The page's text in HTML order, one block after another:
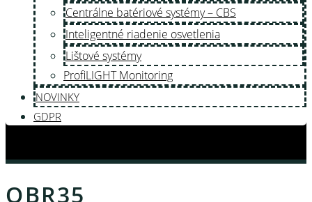
Centrálne batériové systémy – CBS
Inteligentné riadenie osvetlenia
Lištové systémy
ProfiLIGHT Monitoring
NOVINKY
GDPR
OBR35